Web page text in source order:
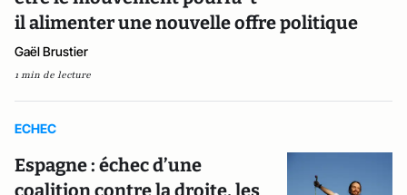
il alimenter une nouvelle offre politique
Gaël Brustier
1 min de lecture
ECHEC
Espagne : échec d’une
coalition contre la droite, les